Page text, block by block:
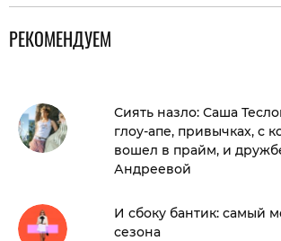
РЕКОМЕНДУЕМ
Сиять назло: Саша
глоу-апе, привычках, с
вошел в прайм, и
Андреевой
И сбоку бантик: самый
сезона